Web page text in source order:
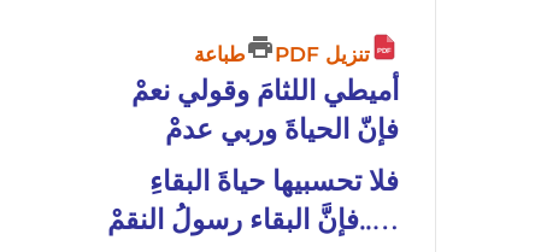
تنزيل PDF طباعة
أميطي اللثامَ وقولي نعمْ
فإنّ الحياةَ وربي عدمْ
فلا تحسبيها حياةَ البقاءِ
…..فإنَّ البقاء رسولُ النقمْ